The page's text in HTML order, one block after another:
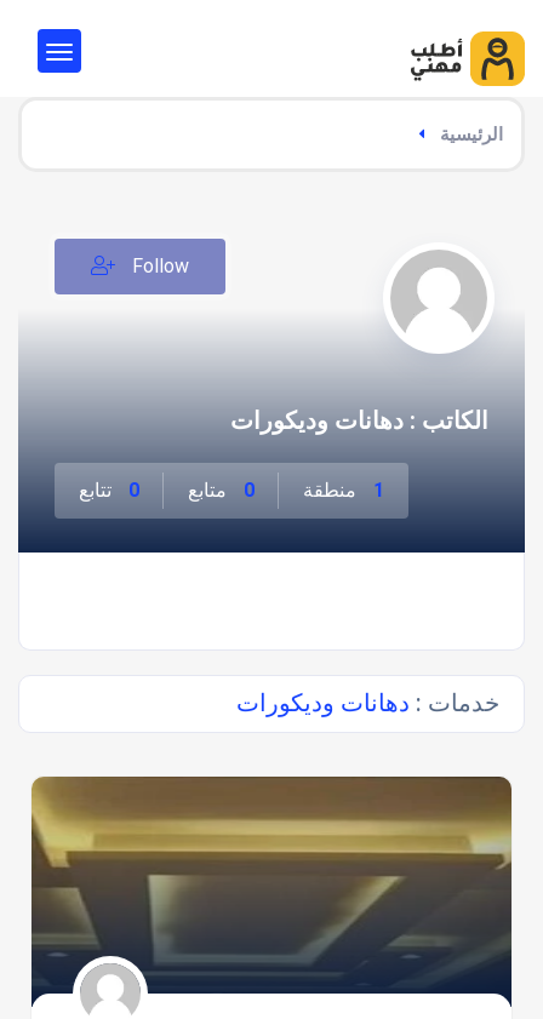
الرئيسية
الكاتب : دهانات وديكورات
1 منطقة 0 متابع 0 تتابع
Follow
خدمات : دهانات وديكورات